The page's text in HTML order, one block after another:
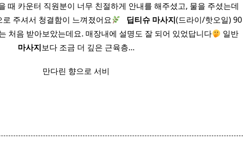
때 카운터 직원분이 너무 친절하게 안내를 해주셨고, 물을 주셨는데
주셔서 청결함이 느껴졌어요
딥티슈 마사지(드라이/핫오일) 90
처음 받아보았는데요. 매장내에 설명도 잘 되어 있었답니다
일반
마사지보다 조금 더 깊은 근육층…
만다린 향으로 서비